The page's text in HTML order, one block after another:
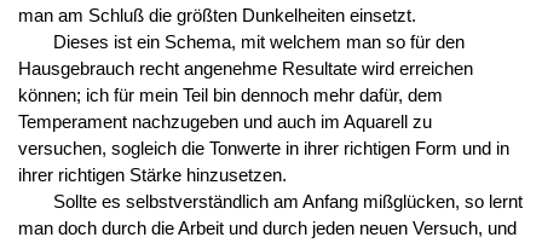
man am Schluß die größten Dunkelheiten einsetzt.
Dieses ist ein Schema, mit welchem man so für den
Hausgebrauch recht angenehme Resultate wird erreichen
können; ich für mein Teil bin dennoch mehr dafür, dem
Temperament nachzugeben und auch im Aquarell zu
versuchen, sogleich die Tonwerte in ihrer richtigen Form und in
ihrer richtigen Stärke hinzusetzen.
Sollte es selbstverständlich am Anfang mißglücken, so lernt
man doch durch die Arbeit und durch jeden neuen Versuch, und